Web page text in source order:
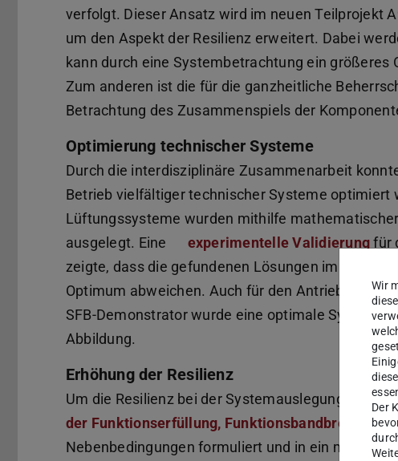
verfolgt. Dieser Ansatz wird im neuen Teilprojekt
um den Aspekt der Resilienz erweitert. Dabei
kann durch eine Systembetrachtung ein
Zum anderen ist die für die ganzheitliche
Betrachtung des Zusammenspiels der
Optimierung technischer Systeme
Durch die interdisziplinäre Zusammenarbeit
Betrieb vielfältiger technischer Systeme optimiert
Lüftungssysteme wurden mithilfe
ausgelegt. Eine
experimentelle Validierungfür
zeigte, dass die gefundenen Lösungen im
Optimum abweichen. Auch für den
SFB-Demonstrator wurde eine optimale
Abbildung.
Erhöhung der Resilienz
Um die Resilienz bei der Systemauslegung zu
der Funktionserfüllung, Funktionsbandbreite
Nebenbedingungen formuliert und in ein
Wir
Der